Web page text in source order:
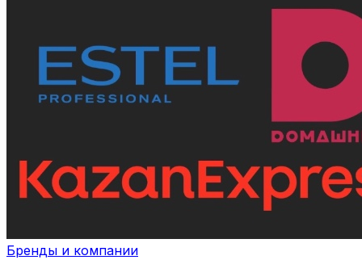
Бренды и компании